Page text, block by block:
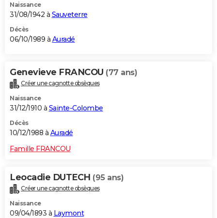
Naissance
31/08/1942 à Sauveterre
Décès
06/10/1989 à Auradé
Genevieve FRANCOU (77 ans)
Créer une cagnotte obsèques
Naissance
31/12/1910 à Sainte-Colombe
Décès
10/12/1988 à Auradé
Famille FRANCOU
Leocadie DUTECH (95 ans)
Créer une cagnotte obsèques
Naissance
09/04/1893 à Laymont